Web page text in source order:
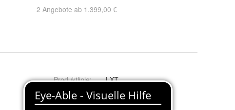
2 Angebote ab 1.399,00 €
Produktlinie:
LXT
Modell
DUC353